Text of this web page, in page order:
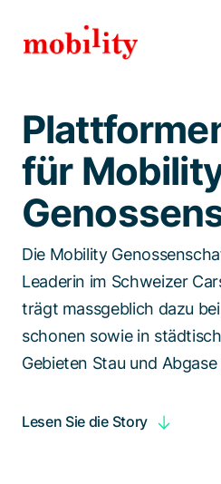
Spezialisten
für
Die Mobility
Leaderin im Schweizer
trägt massgeblich dazu
schonen sowie in
Gebieten Stau und
Lesen Sie die Story